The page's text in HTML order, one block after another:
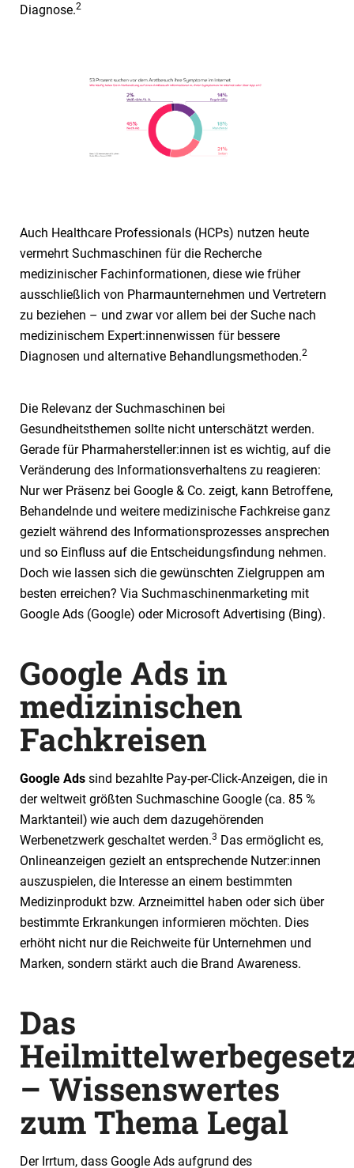
Diagnose.2
Auch Healthcare Professionals (HCPs) nutzen heute
vermehrt Suchmaschinen für die Recherche
medizinischer Fachinformationen, diese wie früher
ausschließlich von Pharmaunternehmen und Vertretern
zu beziehen – und zwar vor allem bei der Suche nach
medizinischem Expert:innenwissen für bessere
Diagnosen und alternative Behandlungsmethoden.2
Die Relevanz der Suchmaschinen bei
Gesundheitsthemen sollte nicht unterschätzt werden.
Gerade für Pharmahersteller:innen ist es wichtig, auf die
Veränderung des Informationsverhaltens zu reagieren:
Nur wer Präsenz bei Google & Co. zeigt, kann Betroffene,
Behandelnde und weitere medizinische Fachkreise ganz
gezielt während des Informationsprozesses ansprechen
und so Einfluss auf die Entscheidungsfindung nehmen.
Doch wie lassen sich die gewünschten Zielgruppen am
besten erreichen? Via Suchmaschinenmarketing mit
Google Ads (Google) oder Microsoft Advertising (Bing).
Google Ads in
medizinischen
Fachkreisen
Google Ads sind bezahlte Pay-per-Click-Anzeigen, die in
der weltweit größten Suchmaschine Google (ca. 85 %
Marktanteil) wie auch dem dazugehörenden
Werbenetzwerk geschaltet werden.3 Das ermöglicht es,
Onlineanzeigen gezielt an entsprechende Nutzer:innen
auszuspielen, die Interesse an einem bestimmten
Medizinprodukt bzw. Arzneimittel haben oder sich über
bestimmte Erkrankungen informieren möchten. Dies
erhöht nicht nur die Reichweite für Unternehmen und
Marken, sondern stärkt auch die Brand Awareness.
Das
– Wissenswertes
zum Thema Legal
Der Irrtum, dass Google Ads aufgrund des